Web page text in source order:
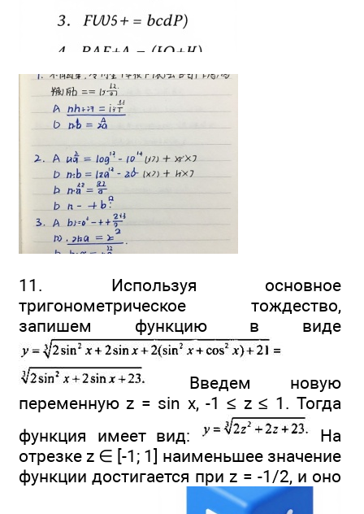
11. Используя основное
тригонометрическое тождество,
запишем функцию в виде
Введем новую
переменную z = sin х, -1 ≤ z ≤ 1. Тогда
функция имеет вид:
На
отрезке z ∈ [-1; 1] наименьшее значение
функции достигается при z = -1/2, и оно